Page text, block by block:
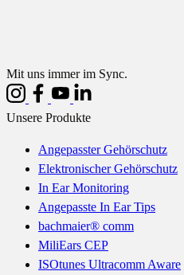
Mit uns immer im Sync.
Unsere Produkte
Angepasster Gehörschutz
Elektronischer Gehörschutz
In Ear Monitoring
Angepasste In Ear Tips
bachmaier® comm
MiliEars CEP
ISOtunes Ultracomm Aware